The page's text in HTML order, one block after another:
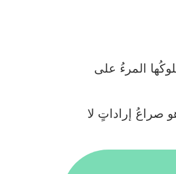
المرءُ على
صراعُ إراداتٍ لا